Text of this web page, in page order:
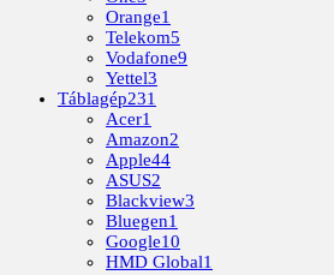
Orange1
Telekom5
Vodafone9
Yettel3
Táblagép231
Acer1
Amazon2
Apple44
ASUS2
Blackview3
Bluegen1
Google10
HMD Global1